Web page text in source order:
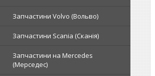
Запчастини Volvo (Вольво)
Запчастини Scania (Сканія)
Запчастини на Mercedes
(Мерседес)